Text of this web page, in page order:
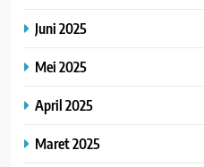
Juni 2025
Mei 2025
April 2025
Maret 2025